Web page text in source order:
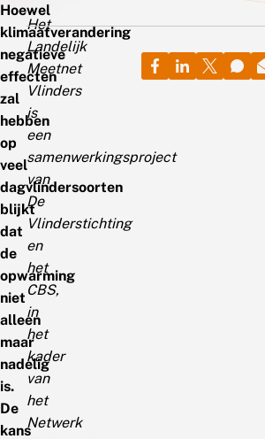
Hoewel
klimaatverandering
negatieve
effecten
zal
hebben
op
veel
dagvlindersoorten
blijkt
dat
de
opwarming
niet
alleen
maar
nadelig
is.
De
kans
Het
Landelijk
Meetnet
Vlinders
is
een
samenwerkingsproject
van
De
Vlinderstichting
en
het
CBS,
in
het
kader
van
het
Netwerk